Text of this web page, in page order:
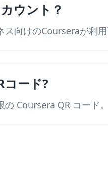
ウント？
ス向けのCourseraが利用
コード?
の Coursera QR コード。